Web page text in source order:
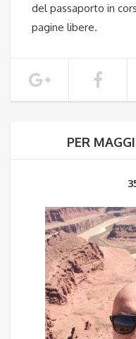
del passaporto in
pagine libere.
PER